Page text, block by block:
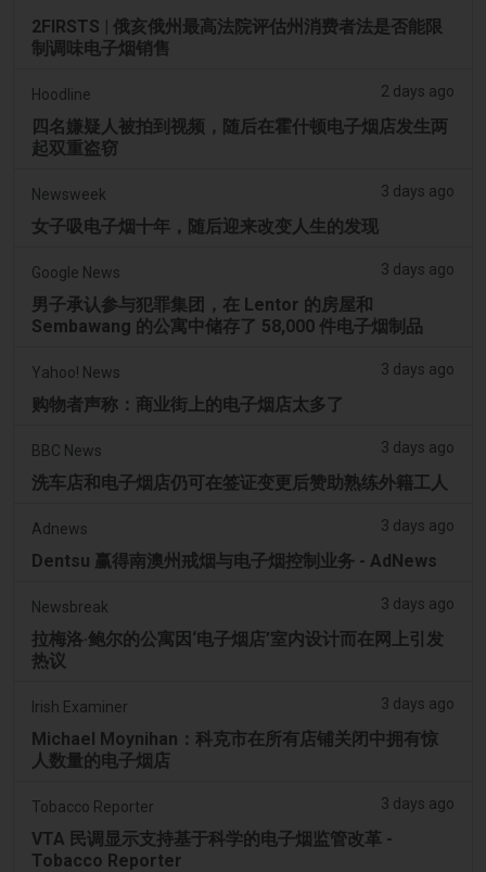
2FIRSTS | 俄亥俄州最高法院评估州消费者法是否能限
制调味电子烟销售
Hoodline 2 days ago
四名嫌疑人被拍到视频，随后在霍什顿电子烟店发生两
起双重盗窃
Newsweek 3 days ago
女子吸电子烟十年，随后迎来改变人生的发现
Google News 3 days ago
男子承认参与犯罪集团，在 Lentor 的房屋和
Sembawang 的公寓中储存了 58,000 件电子烟制品
Yahoo! News 3 days ago
购物者声称：商业街上的电子烟店太多了
BBC News 3 days ago
洗车店和电子烟店仍可在签证变更后赞助熟练外籍工人
Adnews 3 days ago
Dentsu 赢得南澳州戒烟与电子烟控制业务 - AdNews
Newsbreak 3 days ago
拉梅洛·鲍尔的公寓因‘电子烟店’室内设计而在网上引发
热议
Irish Examiner 3 days ago
Michael Moynihan：科克市在所有店铺关闭中拥有惊
人数量的电子烟店
Tobacco Reporter 3 days ago
VTA 民调显示支持基于科学的电子烟监管改革 -
Tobacco Reporter